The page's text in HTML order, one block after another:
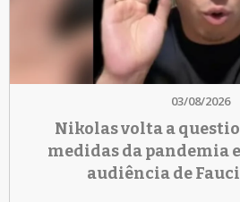
03/08/2026
Nikolas volta a
medidas da pandemia
audiência de